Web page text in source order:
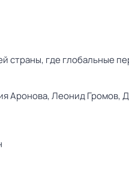
где глобальные
Аронова,Леонид Громов,